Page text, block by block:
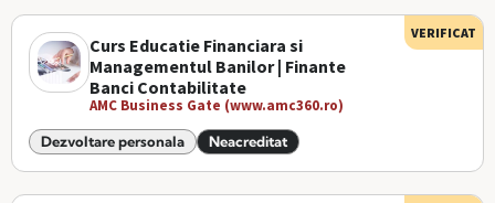
Curs Educatie Financiara si
Managementul Banilor | Finante
Banci Contabilitate
AMC Business Gate (www.amc360.ro)
Dezvoltare personala Neacreditat
VERIFICAT